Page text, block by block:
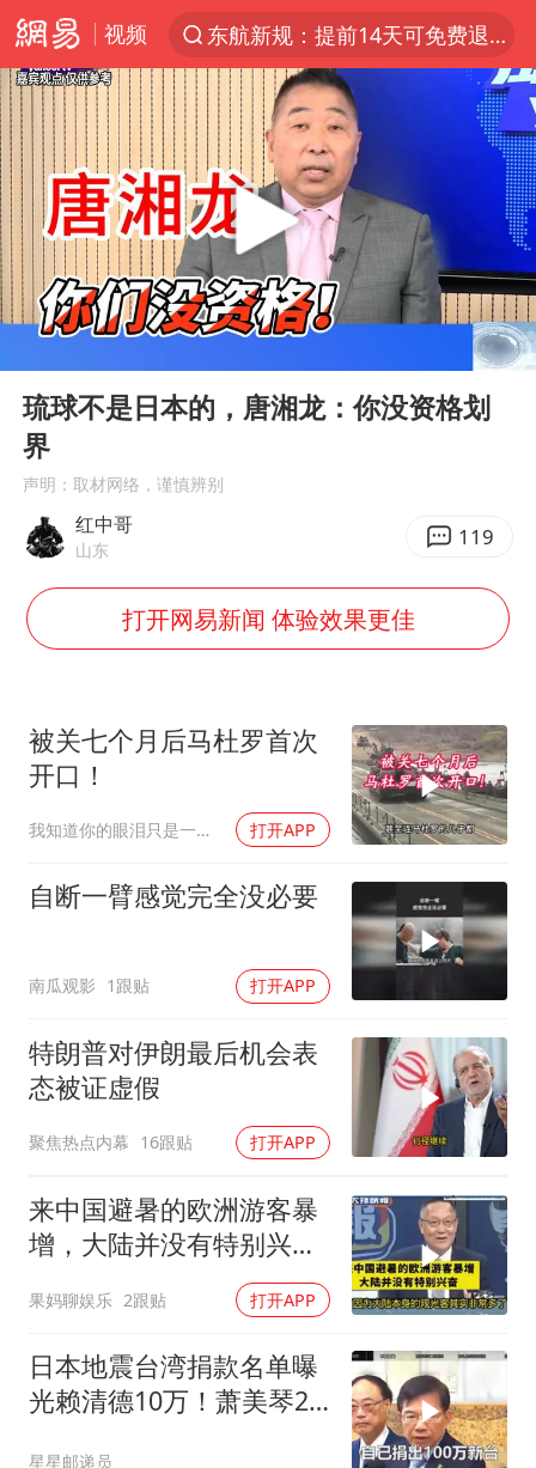
视频
东航新规：提前14天可免费退改签
“电影+”如何激发千亿级消费新活力？
日本试射“战斧”导弹，国防部回应
台风白海豚中心风力增强
向鹏0-3不敌张本智和
百花奖开幕式
四川宜宾高县4.9级地震致1死
广东雷州通报特教老师招聘违规事件
山东一元代青花杯离奇失踪
刘国正说向鹏打得很窝囊
我国外贸延续良好增长态势
国防部：中国军队坚决反制任何闹海挑衅图谋
陈幸同晋级WTT横滨冠军赛8强
两名乘客在飞机上因调节座椅起冲突
女儿为争财产堵门阻挠父亲出殡
今日立秋你咬秋了吗
夯实基础开新局
Play
00:00 07:50
琉球不是日本的，唐湘龙：你没资格划
界
声明：取材网络，谨慎辨别
红中哥
山东 119
打开网易新闻 体验效果更佳
被关七个月后马杜罗首次
开口！
我知道你的眼泪只是一种无奈 打开APP
自断一臂感觉完全没必要
南瓜观影 1跟贴 打开APP
特朗普对伊朗最后机会表
态被证虚假
聚焦热点内幕 16跟贴 打开APP
来中国避暑的欧洲游客暴
增，大陆并没有特别兴
果妈聊娱乐 2跟贴 打开APP
日本地震台湾捐款名单曝
光赖清德10万！萧美琴20
星星邮递员